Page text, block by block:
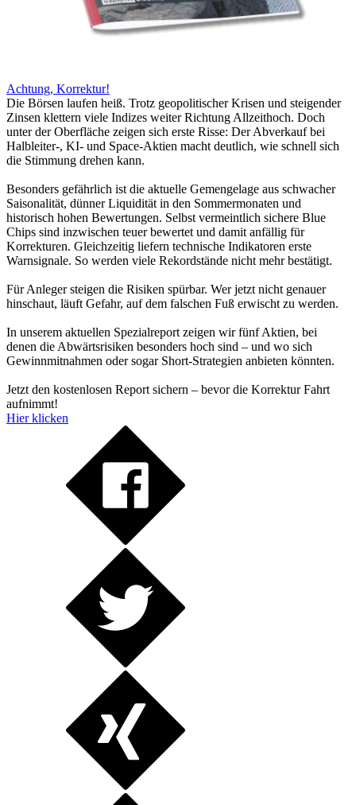
Achtung, Korrektur!
Die Börsen laufen heiß. Trotz geopolitischer Krisen und steigender
Zinsen klettern viele Indizes weiter Richtung Allzeithoch. Doch
unter der Oberfläche zeigen sich erste Risse: Der Abverkauf bei
Halbleiter-, KI- und Space-Aktien macht deutlich, wie schnell sich
die Stimmung drehen kann.
Besonders gefährlich ist die aktuelle Gemengelage aus schwacher
Saisonalität, dünner Liquidität in den Sommermonaten und
historisch hohen Bewertungen. Selbst vermeintlich sichere Blue
Chips sind inzwischen teuer bewertet und damit anfällig für
Korrekturen. Gleichzeitig liefern technische Indikatoren erste
Warnsignale. So werden viele Rekordstände nicht mehr bestätigt.
Für Anleger steigen die Risiken spürbar. Wer jetzt nicht genauer
hinschaut, läuft Gefahr, auf dem falschen Fuß erwischt zu werden.
In unserem aktuellen Spezialreport zeigen wir fünf Aktien, bei
denen die Abwärtsrisiken besonders hoch sind – und wo sich
Gewinnmitnahmen oder sogar Short-Strategien anbieten könnten.
Jetzt den kostenlosen Report sichern – bevor die Korrektur Fahrt
aufnimmt!
Hier klicken